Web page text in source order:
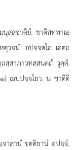
สฺสชาติยํ. ชาติสทฺทาเอ
วจนํ. อปจฺจตฺโถ เอตฺถ
สาภาวทสฺสนตฺถํ วุตฺตํ.
๑) ณปฺปจฺจโยว. น ชาตีติ
าลานํ ขตฺติยานํ อปจฺจํ,